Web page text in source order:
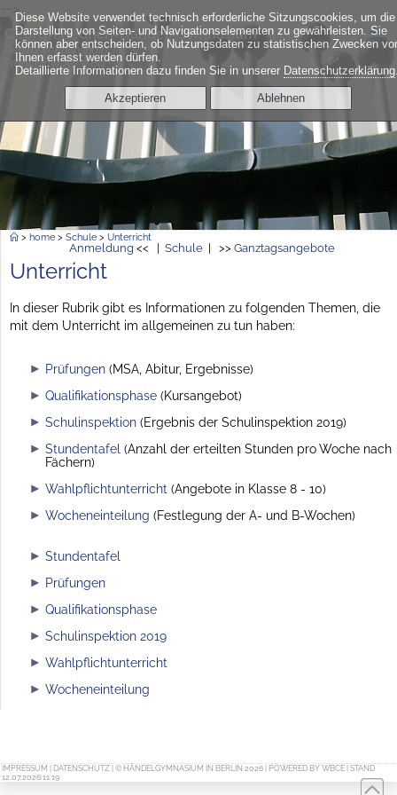
Diese Website verwendet technisch erforderliche Sitzungscookies, um die
Darstellung von Seiten- und Navigationselementen zu gewährleisten. Sie
können aber entscheiden, ob Nutzungsdaten zu statistischen Zwecken
Ihnen erfasst werden dürfen.
Detaillierte Informationen dazu finden Sie in unserer Datenschutzerklärung
Akzeptieren Ablehnen
-->
Georg-Friedrich-Händel-Gymnasium
Berlin Friedrichshain
Frankfurter Allee 6a
≡
> home > Schule > Unterricht
Anmeldung << |Schule | >>Ganztagsangebote
Unterricht
In dieser Rubrik gibt es Informationen zu folgenden Themen, die
mit dem Unterricht im allgemeinen zu tun haben:
Prüfungen (MSA, Abitur, Ergebnisse)
Qualifikationsphase (Kursangebot)
Schulinspektion (Ergebnis der Schulinspektion 2019)
Stundentafel (Anzahl der erteilten Stunden pro Woche nach
Fächern)
Wahlpflichtunterricht (Angebote in Klasse 8 - 10)
Wocheneinteilung (Festlegung der A- und B-Wochen)
Stundentafel
Prüfungen
Qualifikationsphase
Schulinspektion 2019
Wahlpflichtunterricht
Wocheneinteilung
IMPRESSUM DATENSCHUTZ | © HÄNDELGYMNASIUM IN BERLIN 2026 | POWERED BY WBCE | STAND
12.07.2026:11:19